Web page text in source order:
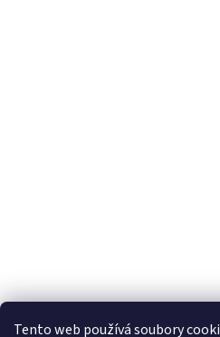
Tento web používá soubory